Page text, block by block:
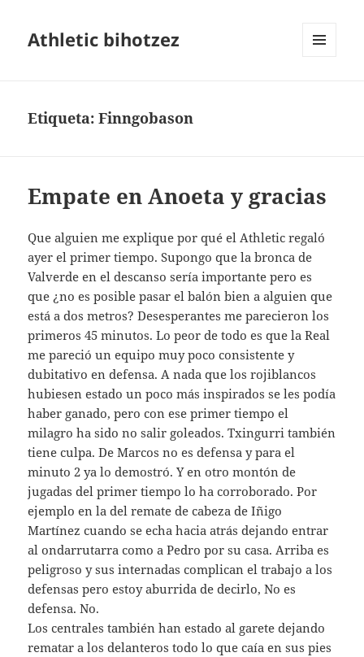
Athletic bihotzez
Etiqueta:Finngobason
Empate en Anoeta y gracias
Que alguien me explique por qué el Athletic regaló
ayer el primer tiempo. Supongo que la bronca de
Valverde en el descanso sería importante pero es
que ¿no es posible pasar el balón bien a alguien que
está a dos metros? Desesperantes me parecieron los
primeros 45 minutos. Lo peor de todo es que la Real
me pareció un equipo muy poco consistente y
dubitativo en defensa. A nada que los rojiblancos
hubiesen estado un poco más inspirados se les podía
haber ganado, pero con ese primer tiempo el
milagro ha sido no salir goleados. Txingurri también
tiene culpa. De Marcos no es defensa y para el
minuto 2 ya lo demostró. Y en otro montón de
jugadas del primer tiempo lo ha corroborado. Por
ejemplo en la del remate de cabeza de Iñigo
Martínez cuando se echa hacia atrás dejando entrar
al ondarrutarra como a Pedro por su casa. Arriba es
peligroso y sus internadas complican el trabajo a los
defensas pero estoy aburrida de decirlo, No es
defensa. No.
Los centrales también han estado al garete dejando
rematar a los delanteros todo lo que caía en sus pies